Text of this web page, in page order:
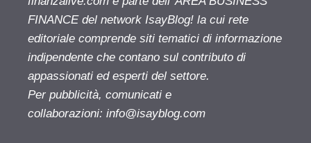
FINANCE del network IsayBlog! la cui rete
editoriale comprende siti tematici di informazione
indipendente che contano sul contributo di
appassionati ed esperti del settore.
Per pubblicità, comunicati e
collaborazioni: info@isayblog.com